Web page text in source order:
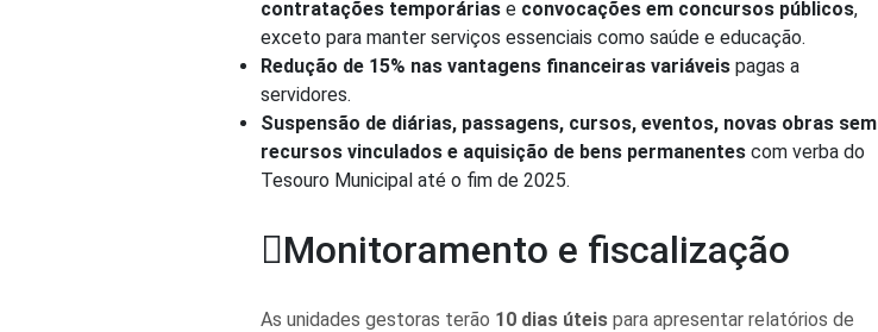
contratações temporáriase convocações em concursos públicos,
exceto para manter serviços essenciais como saúde e educação.
Redução de 15% nas vantagens financeiras variáveispagas a
servidores.
Suspensão de diárias, passagens, cursos, eventos, novas obras sem
recursos vinculados e aquisição de bens permanentescom verba do
Tesouro Municipal até o fim de 2025.
Monitoramento e fiscalização
As unidades gestoras terão 10 dias úteispara apresentar relatórios de